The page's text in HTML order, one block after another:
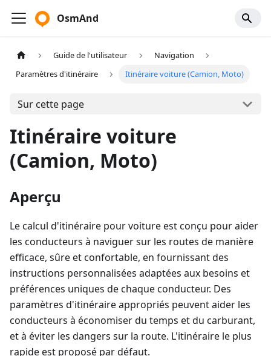
OsmAnd
Guide de l'utilisateur
Navigation
Paramètres d'itinéraire
Itinéraire voiture (Camion, Moto)
Sur cette page
Itinéraire voiture
(Camion, Moto)
Aperçu
Le calcul d'itinéraire pour voiture est conçu pour aider
les conducteurs à naviguer sur les routes de manière
efficace, sûre et confortable, en fournissant des
instructions personnalisées adaptées aux besoins et
préférences uniques de chaque conducteur. Des
paramètres d'itinéraire appropriés peuvent aider les
conducteurs à économiser du temps et du carburant,
et à éviter les dangers sur la route. L'itinéraire le plus
rapide est proposé par défaut.